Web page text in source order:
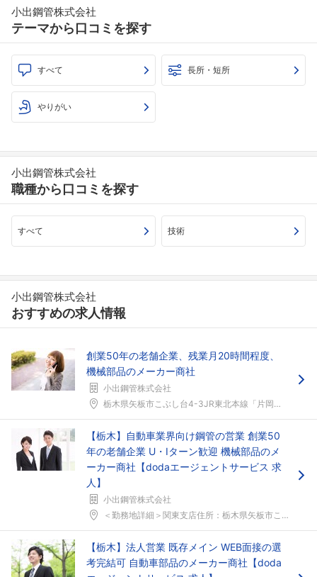
小出鋼管株式会社
テーマから口コミを探す
すべて 長所・短所
やりがい
小出鋼管株式会社
職種から口コミを探す
すべて 技術
小出鋼管株式会社
おすすめの求人情報
創業50年の老舗企業、残業月20時間程度、
機械部品のメーカー商社
小出鋼管株式会社
栃木県矢板市こぶし台4-3JR東北本線「片岡」駅か...
【栃木】自動車業界向け鋼管の営業 創業50
年の老舗企業 U・Iターン歓迎 機械部品のメ
ーカー商社【dodaエージェントサービス 求
人】
小出鋼管株式会社
＜勤務地詳細＞関東支店住所：栃木県矢板市こぶし台4...
【栃木】法人営業 既存メイン WEB面接の選
考完結可 自動車部品のメーカー商社【doda